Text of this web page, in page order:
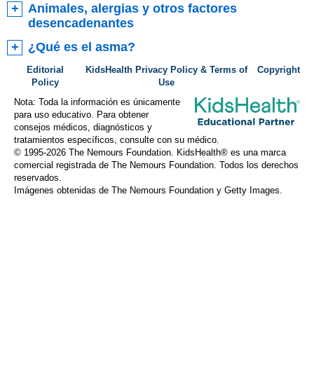
Animales, alergias y otros factores
desencadenantes
¿Qué es el asma?
Editorial
Policy
KidsHealth Privacy Policy & Terms of
Use
Copyright
Nota: Toda la información es únicamente
para uso educativo. Para obtener
consejos médicos, diagnósticos y
tratamientos específicos, consulte con su médico.
© 1995-2026 The Nemours Foundation. KidsHealth® es una marca
comercial registrada de The Nemours Foundation. Todos los derechos
reservados.
Imágenes obtenidas de The Nemours Foundation y Getty Images.